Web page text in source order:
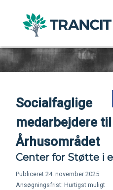
Socialfaglige
medarbejdere
Århusområdet
Center for Støtte i
Publiceret 24. november 2025
Ansøgningsfrist: Hurtigst muligt